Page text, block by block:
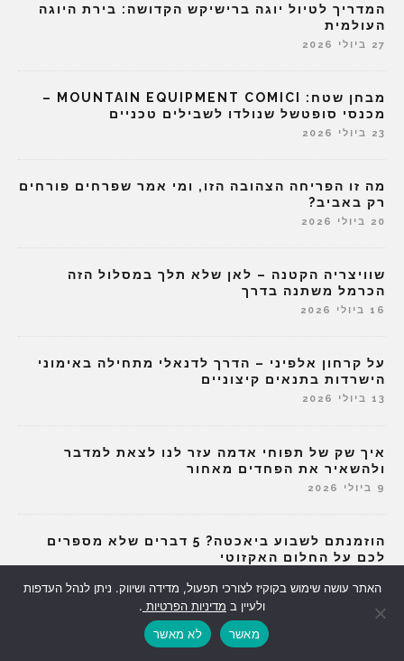
המדריך לטיול יוגה ברישיקש הקדושה: בירת היוגה
העולמית
27 ביולי 2026
מבחן שטח: MOUNTAIN EQUIPMENT COMICI –
מכנסי סופטשל שנולדו לשבילים טכניים
23 ביולי 2026
מה זו הפריחה הצהובה הזו, ומי אמר שפרחים פורחים
רק באביב?
20 ביולי 2026
שוויצריה הקטנה – לאן שלא תלך במסלול הזה
הכרמל משתנה בדרך
16 ביולי 2026
על קרחון אלפיני – הדרך לדנאלי מתחילה באימוני
הישרדות בתנאים קיצוניים
13 ביולי 2026
איך שק של תפוחי אדמה עזר לנו לצאת למדבר
ולהשאיר את הפחדים מאחור
9 ביולי 2026
הוזמנתם לשבוע ביאכטה? 5 דברים שלא מספרים
לכם על החלום האקזוטי
מנוע חיפוש כתבות:
האתר עושה שימוש בקוקיז לצורכי תפעול, מדידה ושיווק. ניתן לנהל העדפות
ולעיין ב מדיניות הפרטיות .
מאשר
לא מאשר